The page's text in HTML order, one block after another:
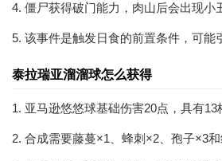
4. 僵尸获得破门能力，肉山后会出现小
5. 该事件是触发日食的前置条件，可能
泰拉瑞亚溜溜球怎么获得
1. 亚马逊悠悠球基础伤害20点，具有13
2. 合成需要藤蔓×1、蜂刺×2、孢子×3和